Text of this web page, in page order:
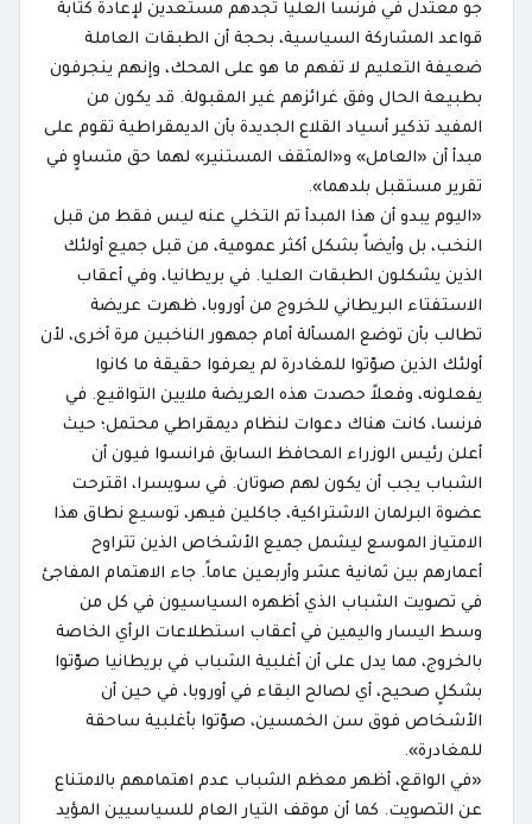
جو معتدل في فرنسا العليا تجدهم مستعدين لإعادة كتابة
قواعد المشاركة السياسية، بحجة أن الطبقات العاملة
ضعيفة التعليم لا تفهم ما هو على المحك، وإنهم ينجرفون
بطبيعة الحال وفق غرائزهم غير المقبولة. قد يكون من
المفيد تذكير أسياد القلاع الجديدة بأن الديمقراطية تقوم على
مبدأ أن «العامل» و«المثقف المستنير» لهما حق متساوٍ في
تقرير مستقبل بلدهما».
«اليوم يبدو أن هذا المبدأ تم التخلي عنه ليس فقط من قبل
النخب، بل وأيضاً بشكل أكثر عمومية، من قبل جميع أولئك
الذين يشكلون الطبقات العليا. في بريطانيا، وفي أعقاب
الاستفتاء البريطاني للخروج من أوروبا، ظهرت عريضة
تطالب بأن توضع المسألة أمام جمهور الناخبين مرة أخرى، لأن
أولئك الذين صوّتوا للمغادرة لم يعرفوا حقيقة ما كانوا
يفعلونه، وفعلاً حصدت هذه العريضة ملايين التواقيع. في
فرنسا، كانت هناك دعوات لنظام ديمقراطي محتمل؛ حيث
أعلن رئيس الوزراء المحافظ السابق فرانسوا فيون أن
الشباب يجب أن يكون لهم صوتان. في سويسرا، اقترحت
عضوة البرلمان الاشتراكية، جاكلين فيهر، توسيع نطاق هذا
الامتياز الموسع ليشمل جميع الأشخاص الذين تتراوح
أعمارهم بين ثمانية عشر وأربعين عاماً. جاء الاهتمام المفاجئ
في تصويت الشباب الذي أظهره السياسيون في كل من
وسط اليسار واليمين في أعقاب استطلاعات الرأي الخاصة
بالخروج، مما يدل على أن أغلبية الشباب في بريطانيا صوّتوا
بشكلٍ صحيح، أي لصالح البقاء في أوروبا، في حين أن
الأشخاص فوق سن الخمسين، صوّتوا بأغلبية ساحقة
للمغادرة».
«في الواقع، أظهر معظم الشباب عدم اهتمامهم بالامتناع
عن التصويت. كما أن موقف التيار العام للسياسيين المؤيد